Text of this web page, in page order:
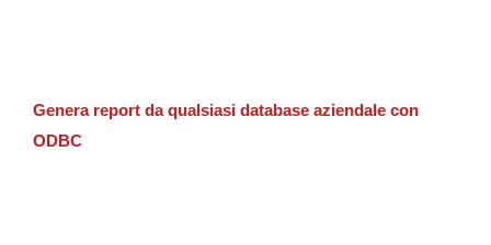
Genera report da qualsiasi database aziendale con
ODBC